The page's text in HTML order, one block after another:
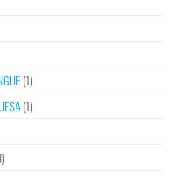
(1)
(1)